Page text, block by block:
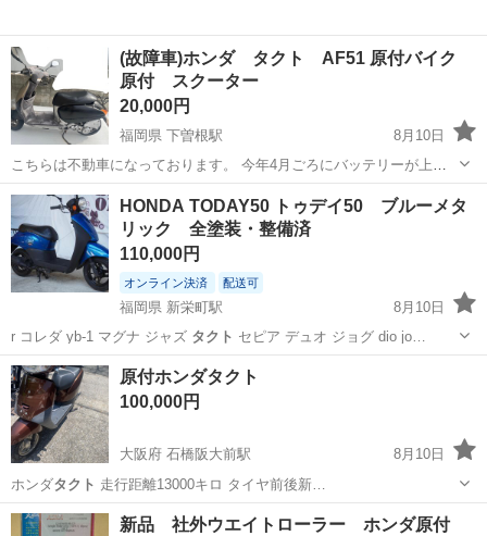
(故障車)ホンダ タクト AF51 原付バイク
原付 スクーター
20,000円
福岡県 下曽根駅
8月10日
こちらは不動車になっております。 今年4月ごろにバッテリーが上が
りそれ以降乗らなくなりました。エンジンがかかるかは不明です。掛
からない可能性が高いです。 廃車手続き完了しており、ナンバープレ
ートありません。(写真の時は...
福岡 北九州市 ホンダ タクト
HONDA TODAY50 トゥデイ50 ブルーメタ
リック 全塗装・整備済
110,000円
オンライン決済 配送可
福岡県 新栄町駅
8月10日
r コレダ yb-1 マグナ ジャズ タクト セピア デュオ ジョグ dio jo…
福岡 大牟田市 新栄町駅 ホンダ
原付ホンダタクト
100,000円
大阪府 石橋阪大前駅
8月10日
ホンダタクト 走行距離13000キロ タイヤ前後新…
大阪 箕面市 石橋阪大前駅 ホンダ
新品 社外ウエイトローラー ホンダ原付